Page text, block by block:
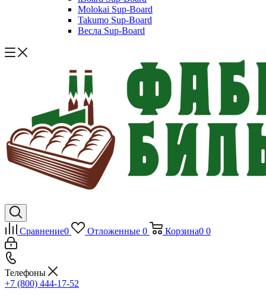
Molokai Sup-Board
Takumo Sup-Board
Весла Sup-Board
Сравнение0 Отложенные 0 Корзина0 0
Телефоны
+7 (800) 444-17-52